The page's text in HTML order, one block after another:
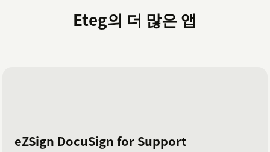
Eteg의 더 많은 앱
eZSign DocuSign for Support